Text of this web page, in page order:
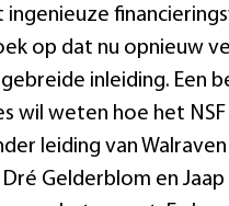
op dat nu opnieuw
inleiding. Een
wil weten hoe het NSF
leiding van Walraven
Dré Gelderblom en Jaap